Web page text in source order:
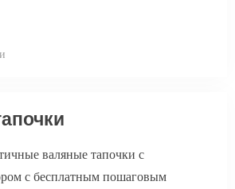
валяные тапочки с
с бесплатным пошаговым